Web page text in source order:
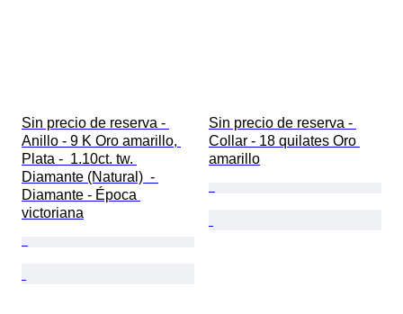
Sin precio de reserva -
Anillo - 9 K Oro amarillo,
Plata -  1.10ct. tw.
Diamante (Natural)  -
Diamante - Época
victoriana
Sin precio de reserva -
Collar - 18 quilates Oro
amarillo